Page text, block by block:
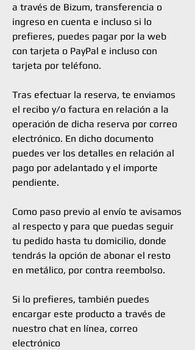
a través de Bizum, transferencia o
ingreso en cuenta e incluso si lo
prefieres, puedes pagar por la web
con tarjeta o PayPal e incluso con
tarjeta por teléfono.
Tras efectuar la reserva, te enviamos
el recibo y/o factura en relación a la
operación de dicha reserva por correo
electrónico. En dicho documento
puedes ver los detalles en relación al
pago por adelantado y el importe
pendiente.
Como paso previo al envío te avisamos
al respecto y para que puedas seguir
tu pedido hasta tu domicilio, donde
tendrás la opción de abonar el resto
en metálico, por contra reembolso.
Si lo prefieres, también puedes
encargar este producto a través de
nuestro chat en línea, correo
electrónico